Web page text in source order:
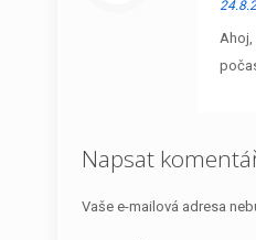
Napsat
Vaše e-mailová adresa